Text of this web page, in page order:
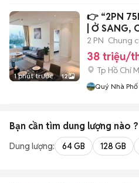
1 phút trước 12
👉 “2PN
| Ở SANG,
2 PN Chung
38 triệu/
Tp Hồ Chí
Quý Nhà Phố
Bạn cần tìm dung lượng nào ?
Dung lượng: 64 GB 128 GB